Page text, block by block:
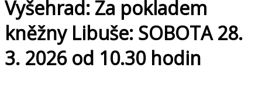
Vyšehrad: Za pokladem
kněžny Libuše: SOBOTA 28.
3. 2026 od 10.30 hodin